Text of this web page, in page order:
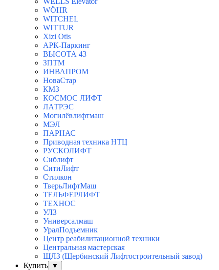
WÖHR
WITCHEL
WITTUR
Xizi Otis
АРК-Паркинг
ВЫСОТА 43
ЗПТМ
ИНВАПРОМ
НоваСтар
КМЗ
КОСМОС ЛИФТ
ЛАТРЭС
Могилёвлифтмаш
МЭЛ
ПАРНАС
Приводная техника НТЦ
РУСКОЛИФТ
Сиблифт
СитиЛифт
Стилкон
ТверьЛифтМаш
ТЕЛЬФЕРЛИФТ
ТЕХНОС
УЛЗ
Универсалмаш
УралПодъемник
Центр реабилитационной техники
Центральная мастерская
ЩЛЗ (Щербинский Лифтостроительный завод)
Купить
▼